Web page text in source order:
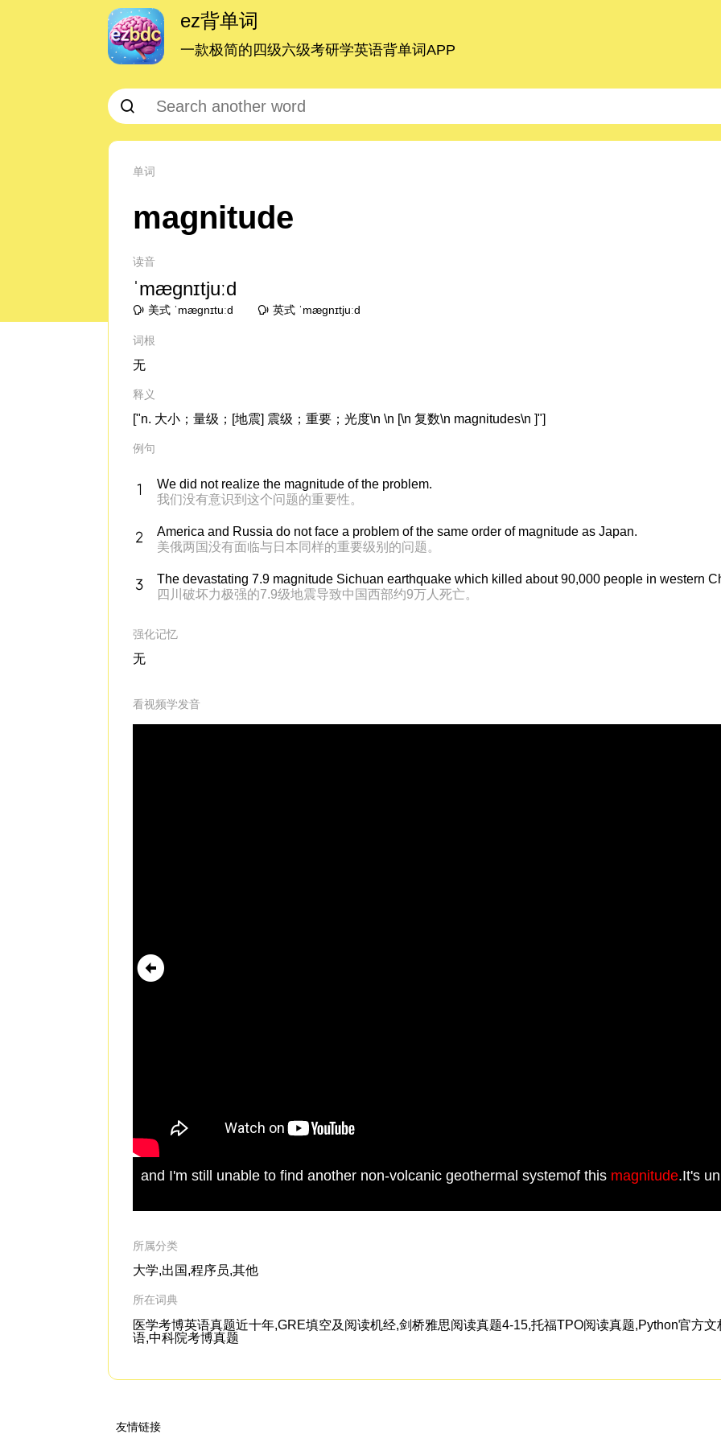
ez背单词
一款极简的四级六级考研学英语背单词APP
单词
magnitude
读音
ˈmæɡnɪtjuːd
美式 ˈmæɡnɪtuːd 英式 ˈmæɡnɪtjuːd
词根
无
释义
["n. 大小；量级；[地震] 震级；重要；光度\n \n [\n 复数\n magnitudes\n ]"]
例句
We did not realize the magnitude of the problem.
我们没有意识到这个问题的重要性。
America and Russia do not face a problem of the same order of magnitude as Japan.
美俄两国没有面临与日本同样的重要级别的问题。
The devastating 7.9 magnitude Sichuan earthquake which killed about 90,000 people in western
四川破坏力极强的7.9级地震导致中国西部约9万人死亡。
强化记忆
无
看视频学发音
and I'm still unable to find another non-volcanic geothermal systemof this magnitude.It's
所属分类
大学,出国,程序员,其他
所在词典
医学考博英语真题近十年,GRE填空及阅读机经,剑桥雅思阅读真题4-15,托福TPO阅读真题,Python官方
语,中科院考博真题
友情链接